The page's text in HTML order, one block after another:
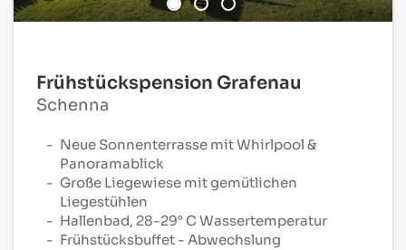
Frühstückspension Grafenau
Schenna
Neue Sonnenterrasse mit Whirlpool &
Panoramablick
Große Liegewiese mit gemütlichen
Liegestühlen
Hallenbad, 28-29° C Wassertemperatur
Frühstücksbuffet - Abwechslung